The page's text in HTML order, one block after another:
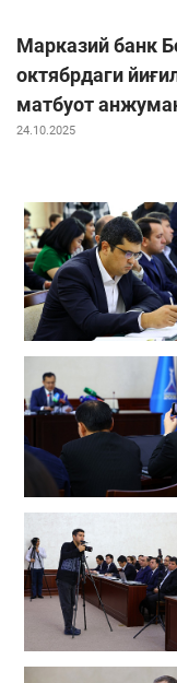
Марказий банк
октябрдаги
матбуот
24.10.2025